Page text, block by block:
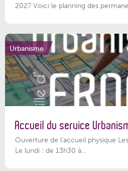
2027 Voici le planning des
Urbanisme
Accueil du service
Ouverture de l'accueil physique
Le lundi : de 13h30 à...